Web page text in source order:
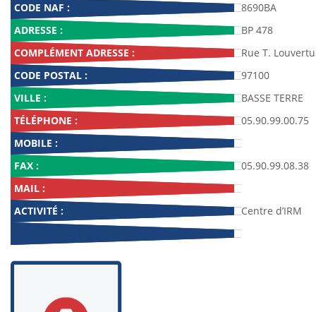
CODE NAF :
8690BA
ADRESSE :
BP 478
COMPLÉMENT ADRESSE :
Rue T.
CODE POSTAL :
97100
VILLE :
BASSE TERRE
TÉLÉPHONE :
05.90.99.00.75
MOBILE :
FAX :
05.90.99.08.38
MAIL :
ACTIVITÉ :
Centre d’IRM